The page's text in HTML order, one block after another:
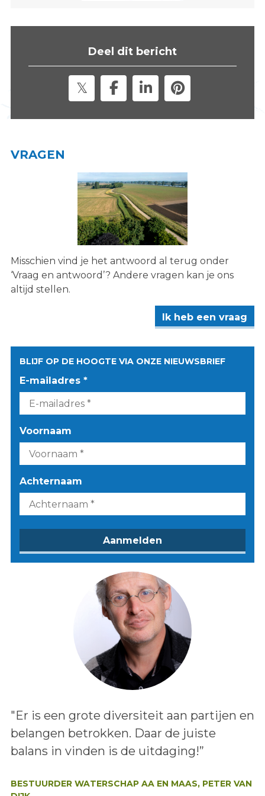
i
Deel dit bericht
VRAGEN
Misschien vind je het antwoord al terug onder
‘Vraag en antwoord’? Andere vragen kan je ons
altijd stellen.
Ik heb een vraag
BLIJF OP DE HOOGTE VIA ONZE NIEUWSBRIEF
E-mailadres *
Voornaam
Achternaam
Lees het bericht:
"Er is een grote diversiteit aan partijen en
belangen betrokken. Daar de juiste
balans in vinden is de uitdaging!”
BESTUURDER WATERSCHAP AA EN MAAS, PETER VAN